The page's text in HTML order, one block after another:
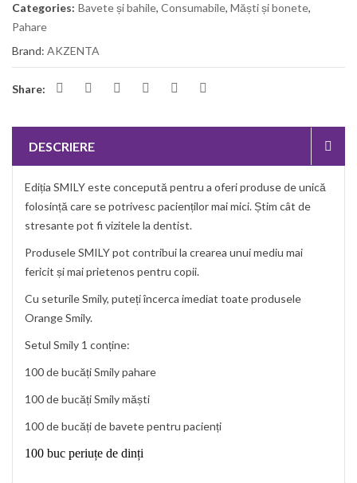
Categories: Bavete și bahile, Consumabile, Măști și bonete,
Pahare
Brand: AKZENTA
Share:
DESCRIERE
Ediția SMILY este concepută pentru a oferi produse de unică
folosință care se potrivesc pacienților mai mici. Știm cât de
stresante pot fi vizitele la dentist.
Produsele SMILY pot contribui la crearea unui mediu mai
fericit și mai prietenos pentru copii.
Cu seturile Smily, puteți încerca imediat toate produsele
Orange Smily.
Setul Smily 1 conține:
100 de bucăți Smily pahare
100 de bucăți Smily măști
100 de bucăți de bavete pentru pacienți
100 buc periuțe de dinți